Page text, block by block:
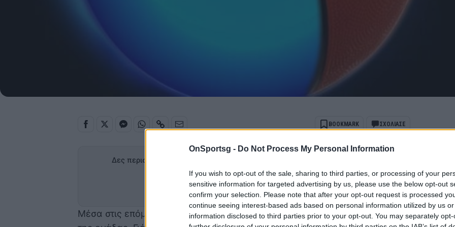
OnSportsg - Do Not Process My Personal Information
If you wish to opt-out of the sale, sharing to third parties, or processing of your
sensitive information for targeted advertising by us, please use the below opt-out
confirm your selection. Please note that after your opt-out request is processed
continue seeing interest-based ads based on personal information utilized by us
information disclosed to third parties prior to your opt-out. You may separately
BOOKMARK ΣΧΟΛΙΑΣΕ
Δες περισσότερα άρθρα του OnSports όταν αναζητάς ειδήσεις στην Google
Προσθήκη ως προτιμώμενη πηγή
στα αποτελέσματα Google
Μέσα στις επόμενες ημέρες αναμένεται να έχει συνάντηση με τον πρόεδρο